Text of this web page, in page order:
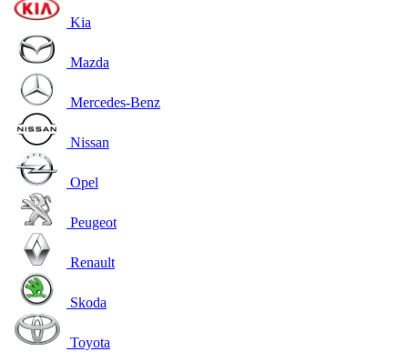
Kia
Mazda
Mercedes-Benz
Nissan
Opel
Peugeot
Renault
Skoda
Toyota